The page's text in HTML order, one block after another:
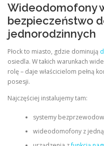
Wideodomofony
bezpieczeństwo
jednorodzinnych
Płock to miasto, gdzie dominują
osiedla. W takich warunkach
rolę – daje właścicielom pełną
posesji.
Najczęściej instalujemy tam:
systemy
wideodomofony z